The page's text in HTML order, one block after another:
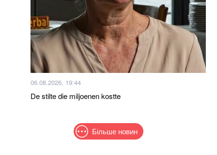
06.08.2026, 19:44
De stilte die miljoenen kostte
Більше новин